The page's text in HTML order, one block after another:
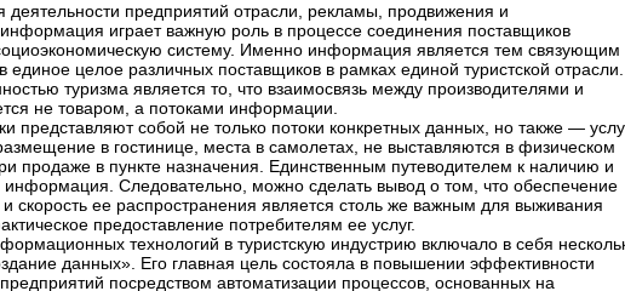
деятельности предприятий отрасли, рекламы, продвижения и
играет важную роль в процессе соединения поставщиков
систему. Именно информация является тем связующим
единое целое различных поставщиков в рамках единой туристской отрасли.
туризма является то, что взаимосвязь между производителями и
не товаром, а потоками информации.
представляют собой не только потоки конкретных данных, но также —
в гостинице, места в самолетах, не выставляются в физическом
продаже в пункте назначения. Единственным путеводителем к наличию и
информация. Следовательно, можно сделать вывод о том, что обеспечение
скорость ее распространения является столь же важным для выживания
предоставление потребителям ее услуг.
технологий в туристскую индустрию включало в себя
данных». Его главная цель состояла в повышении эффективности
посредством автоматизации процессов, основанных на